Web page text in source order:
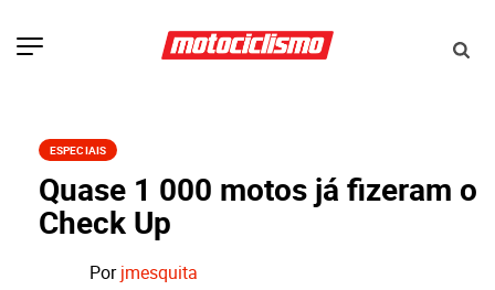
ESPECIAIS
Quase 1 000 motos já fizeram o
Check Up
Porjmesquita